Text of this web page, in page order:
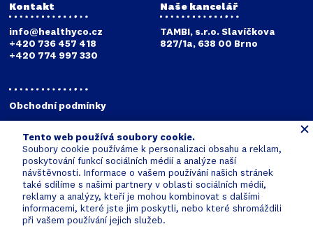
Kontakt
info@healthyco.cz
+420 736 457 418
+420 774 997 330
Naše kancelář
TAMBI, s.r.o. Slavíčkova
827/1a, 638 00 Brno
Obchodní podmínky
Zpracování osobních údajů
Digitalizace společnosti
TAMBI s.r.o.
Tento web používá soubory cookie.
Soubory cookie používáme k personalizaci obsahu a reklam,
poskytování funkcí sociálních médií a analýze naší
návštěvnosti. Informace o vašem používání našich stránek
také sdílíme s našimi partnery v oblasti sociálních médií,
reklamy a analýzy, kteří je mohou kombinovat s dalšími
informacemi, které jste jim poskytli, nebo které shromáždili
při vašem používání jejich služeb.